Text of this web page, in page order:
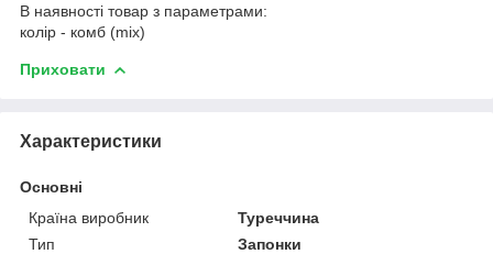
В наявності товар з параметрами:
колір - комб (mix)
Приховати
Характеристики
Основні
Країна виробник
Туреччина
Тип
Запонки